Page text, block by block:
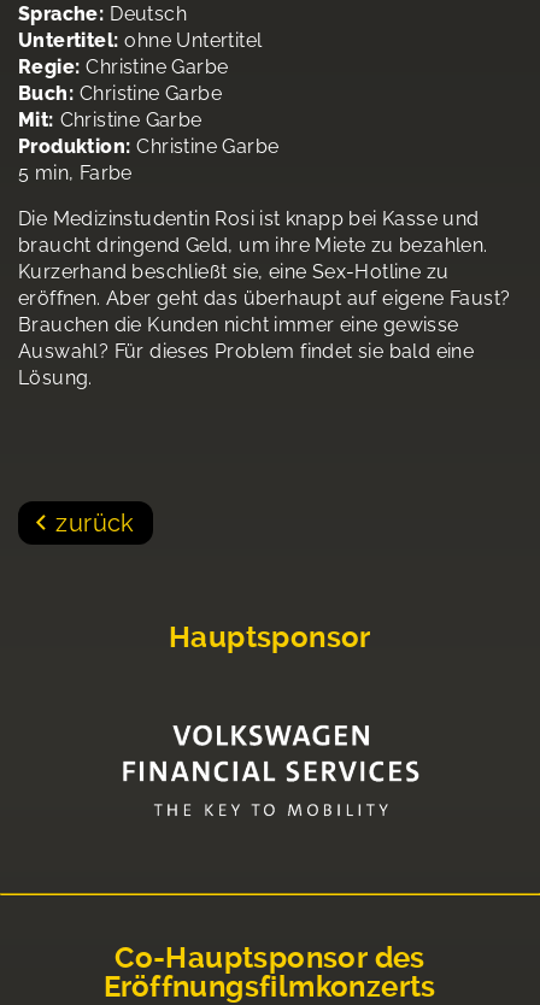
Sprache: Deutsch
Untertitel: ohne Untertitel
Regie: Christine Garbe
Buch: Christine Garbe
Mit: Christine Garbe
Produktion: Christine Garbe
5 min, Farbe
Die Medizinstudentin Rosi ist knapp bei Kasse und
braucht dringend Geld, um ihre Miete zu bezahlen.
Kurzerhand beschließt sie, eine Sex-Hotline zu
eröffnen. Aber geht das überhaupt auf eigene Faust?
Brauchen die Kunden nicht immer eine gewisse
Auswahl? Für dieses Problem findet sie bald eine
Lösung.
zurück
Hauptsponsor
Co-Hauptsponsor des
Eröffnungsfilmkonzerts